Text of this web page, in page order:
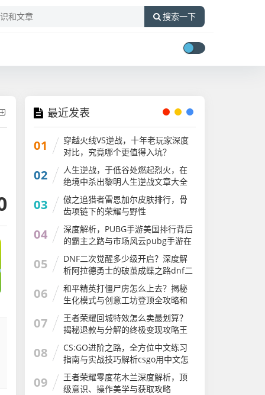
搜索一下
最近发表
01
穿越火线VS逆战，十年老玩家深度
对比，究竟哪个更值得入坑？
02
人生逆战，于低谷处燃起烈火，在
绝境中杀出黎明人生逆战文章大全
03
傲之追猎者雷恩加尔皮肤排行，骨
齿项链下的荣耀与野性
04
深度解析，PUBG手游美国排行背后
的霸主之路与市场风云pubg手游在
国外火吗
05
DNF二次觉醒多少级开启？深度解
析阿拉德勇士的破茧成蝶之路dnf二
次觉醒几级
06
和平精英打僵尸房怎么上去？揭秘
生化模式与创意工坊登顶全攻略和
平精英打僵尸房怎么上去的
07
王者荣耀回城特效怎么卖最划算？
揭秘退款与分解的终极变现攻略王
者荣耀怎么卖回城特效皮肤
08
CS:GO进阶之路，全方位中文练习
指南与实战技巧解析csgo用中文怎
么说
09
王者荣耀零度花木兰深度解析，顶
级意识、操作美学与获取攻略